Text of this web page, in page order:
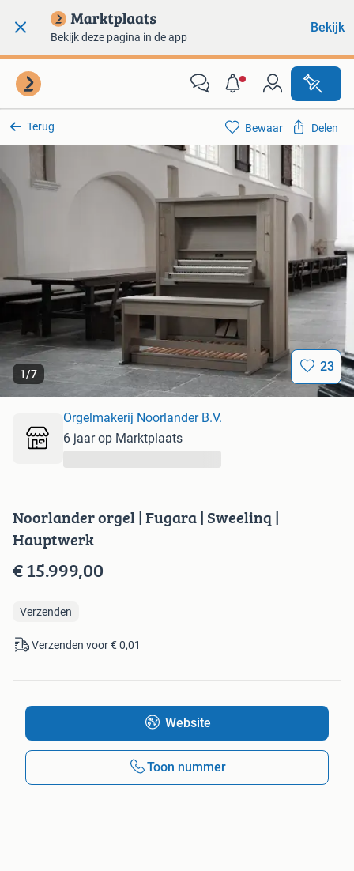
Bekijk deze pagina in de app
Bekijk
Terug
1/7 23
Bewaar Delen
Noorlander orgel | Fugara | Sweelinq |
Hauptwerk
€ 15.999,00
Verzenden
Verzenden voor € 0,01
Orgelmakerij Noorlander B.V.
6 jaar op Marktplaats
Website
Toon nummer